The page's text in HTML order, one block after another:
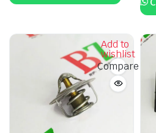
Add to
wishlist
Compare